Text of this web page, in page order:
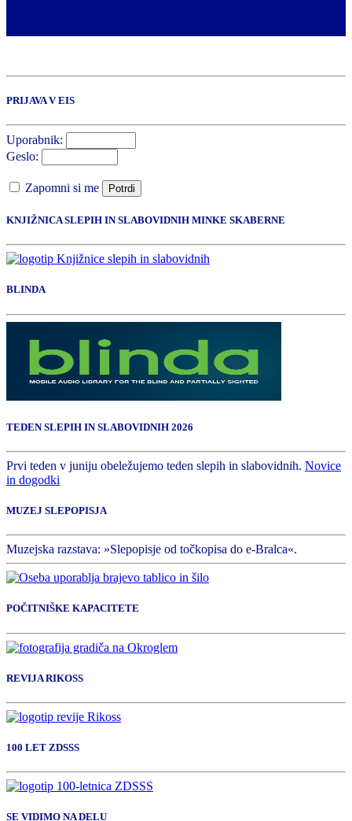
PRIJAVA V EIS
Uporabnik:
Geslo:
Zapomni si me Potrdi
KNJIŽNICA SLEPIH IN SLABOVIDNIH MINKE SKABERNE
BLINDA
TEDEN SLEPIH IN SLABOVIDNIH 2026
Prvi teden v juniju obeležujemo teden slepih in slabovidnih. Novice
in dogodki
MUZEJ SLEPOPISJA
Muzejska razstava: »Slepopisje od točkopisa do e-Bralca«.
POČITNIŠKE KAPACITETE
REVIJA RIKOSS
100 LET ZDSSS
SE VIDIMO NA DELU